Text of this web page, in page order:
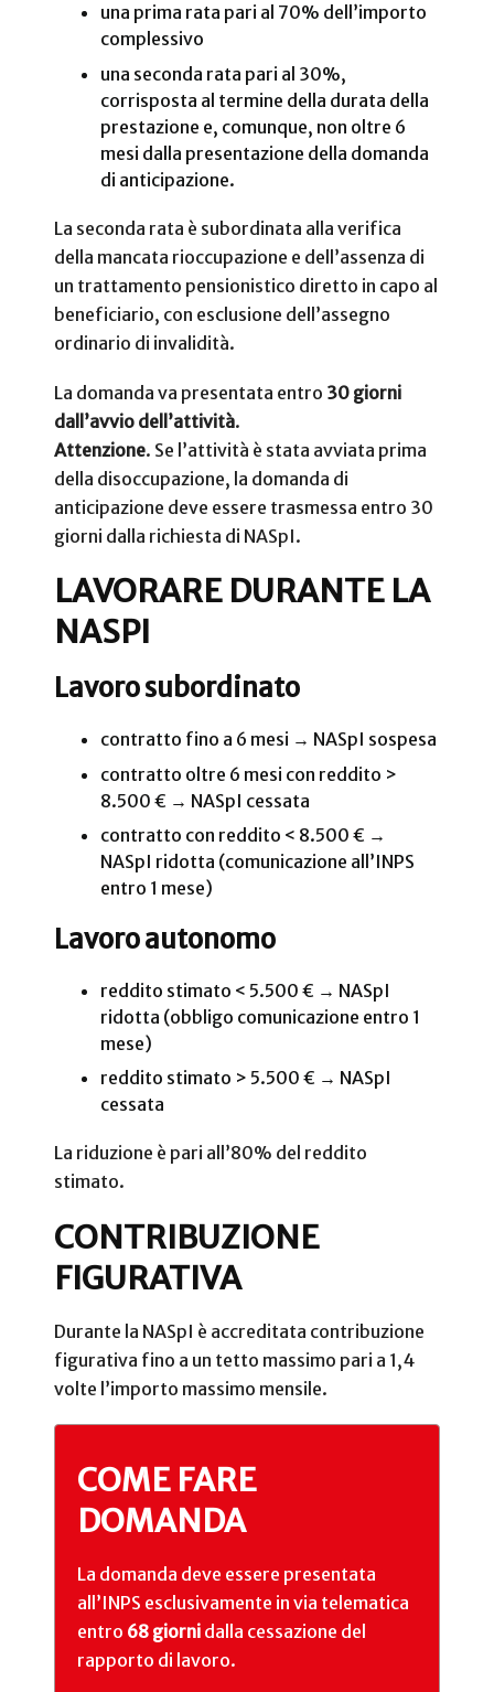
una prima rata pari al 70% dell’importo
complessivo
una seconda rata pari al 30%,
corrisposta al termine della durata della
prestazione e, comunque, non oltre 6
mesi dalla presentazione della domanda
di anticipazione.
La seconda rata è subordinata alla verifica
della mancata rioccupazione e dell’assenza di
un trattamento pensionistico diretto in capo al
beneficiario, con esclusione dell’assegno
ordinario di invalidità.
La domanda va presentata entro 30 giorni
dall’avvio dell’attività.
Attenzione. Se l’attività è stata avviata prima
della disoccupazione, la domanda di
anticipazione deve essere trasmessa entro 30
giorni dalla richiesta di NASpI.
LAVORARE DURANTE LA
NASPI
Lavoro subordinato
contratto fino a 6 mesi → NASpI sospesa
contratto oltre 6 mesi con reddito >
8.500 € → NASpI cessata
contratto con reddito < 8.500 € →
NASpI ridotta (comunicazione all’INPS
entro 1 mese)
Lavoro autonomo
reddito stimato < 5.500 € → NASpI
ridotta (obbligo comunicazione entro 1
mese)
reddito stimato > 5.500 € → NASpI
cessata
La riduzione è pari all’80% del reddito
stimato.
CONTRIBUZIONE
FIGURATIVA
Durante la NASpI è accreditata contribuzione
figurativa fino a un tetto massimo pari a 1,4
volte l’importo massimo mensile.
COME FARE
DOMANDA
La domanda deve essere presentata
all’INPS esclusivamente in via telematica
entro 68 giorni dalla cessazione del
rapporto di lavoro.